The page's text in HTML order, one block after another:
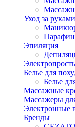
Уход за
Эпиляция
Белье для
Белье
Массажные
Массажеры
Электронные
Бренды